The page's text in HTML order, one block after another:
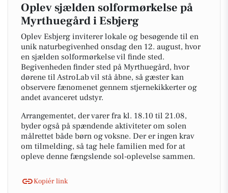
Oplev sjælden solformørkelse på
Myrthuegård i Esbjerg
Oplev Esbjerg inviterer lokale og besøgende til en
unik naturbegivenhed onsdag den 12. august, hvor
en sjælden solformørkelse vil finde sted.
Begivenheden finder sted på Myrthuegård, hvor
dørene til AstroLab vil stå åbne, så gæster kan
observere fænomenet gennem stjernekikkerter og
andet avanceret udstyr.
Arrangementet, der varer fra kl. 18.10 til 21.08,
byder også på spændende aktiviteter om solen
målrettet både børn og voksne. Der er ingen krav
om tilmelding, så tag hele familien med for at
opleve denne fængslende sol-oplevelse sammen.
Kopiér link